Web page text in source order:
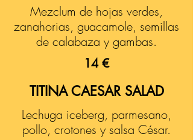
Mezclum de hojas verdes,
zanahorias, guacamole, semillas
de calabaza y gambas.
14 €
TITINA CAESAR SALAD
Lechuga iceberg, parmesano,
pollo, crotones y salsa César.